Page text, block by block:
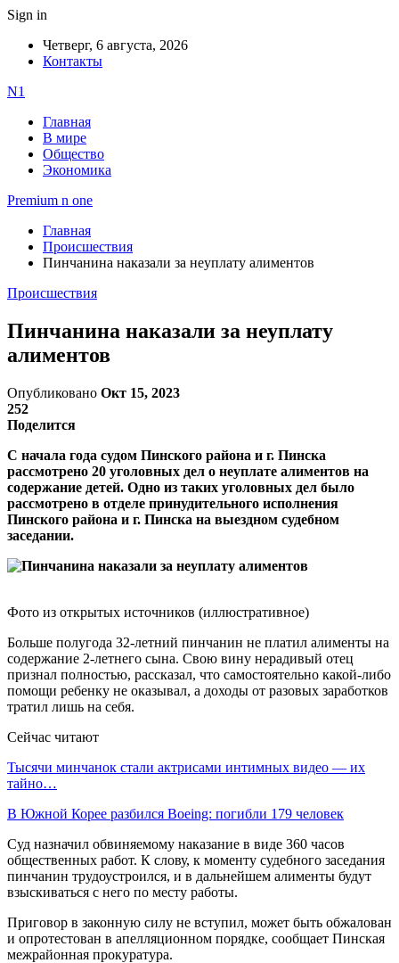
Sign in
Четверг, 6 августа, 2026
Контакты
N1
Главная
В мире
Общество
Экономика
Premium n one
Главная
Происшествия
Пинчанина наказали за неуплату алиментов
Происшествия
Пинчанина наказали за неуплату
алиментов
Опубликовано Окт 15, 2023
252
Поделится
С начала года судом Пинского района и г. Пинска
рассмотрено 20 уголовных дел о неуплате алиментов на
содержание детей. Одно из таких уголовных дел было
рассмотрено в отделе принудительного исполнения
Пинского района и г. Пинска на выездном судебном
заседании.
Фото из открытых источников (иллюстративное)
Больше полугода 32-летний пинчанин не платил алименты на
содержание 2-летнего сына. Свою вину нерадивый отец
признал полностью, рассказал, что самостоятельно какой-либо
помощи ребенку не оказывал, а доходы от разовых заработков
тратил лишь на себя.
Сейчас читают
Тысячи минчанок стали актрисами интимных видео — их
тайно…
В Южной Корее разбился Boeing: погибли 179 человек
Суд назначил обвиняемому наказание в виде 360 часов
общественных работ. К слову, к моменту судебного заседания
пинчанин трудоустроился, и в дальнейшем алименты будут
взыскиваться с него по месту работы.
Приговор в законную силу не вступил, может быть обжалован
и опротестован в апелляционном порядке, сообщает Пинская
межрайонная прокуратура.